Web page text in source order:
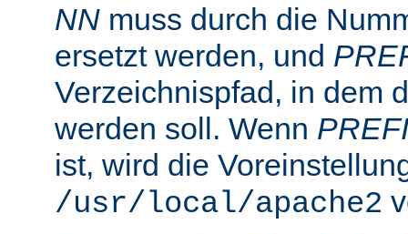
NN muss durch die
ersetzt werden, und
Verzeichnispfad, in dem
werden soll. Wenn
ist, wird die
/usr/local/apache2